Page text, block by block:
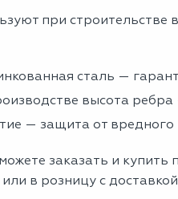
при строительстве
сталь —
высота
— защита от
заказать и
в розницу с